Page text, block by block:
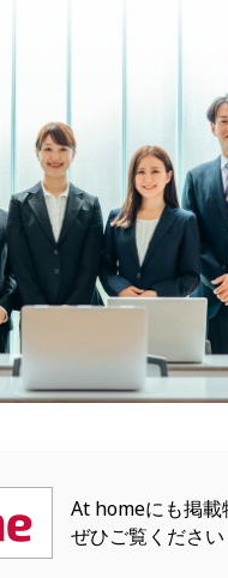
At homeにも掲載
ぜひご覧ください